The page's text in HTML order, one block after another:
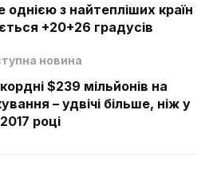
однією з найтепліших країн
+20+26 градусів
новина
$239 мільйонів на
– удвічі більше, ніж у
2017 році